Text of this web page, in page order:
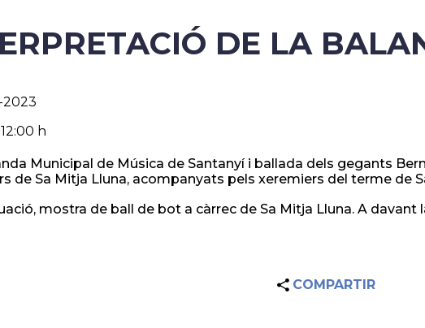
DE LA
h
Municipal de Música de Santanyí i ballada dels gegants
de Sa Mitja Lluna, acompanyats pels xeremiers del terme de
mostra de ball de bot a càrrec de Sa Mitja Lluna. A davant
COMPARTIR